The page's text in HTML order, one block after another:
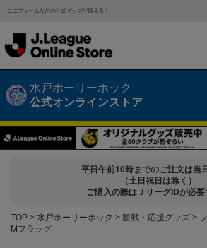
ユニフォームなどの公式グッズが買える！
水戸ホーリーホック
公式オンラインストア
平日午前10時までのご注文は当
（土日祝日は除く）
ご購入の際はＪリーグIDが必要
TOP 水戸ホーリーホック 観戦・応援グッズ
Mフラッグ